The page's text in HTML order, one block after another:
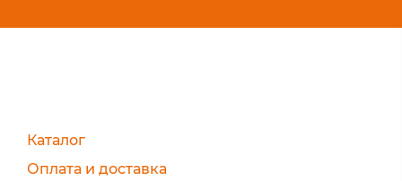
Каталог
Оплата и доставка